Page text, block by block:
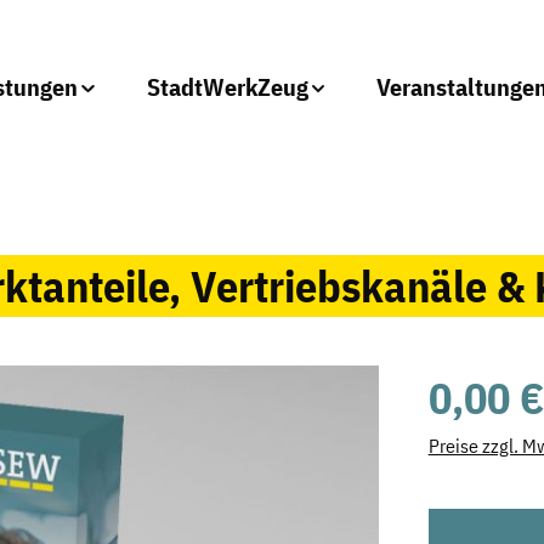
StadtWerkZeug
Vertriebskanäle &
Regulärer Preis:
0,00 €
Preise zzgl.